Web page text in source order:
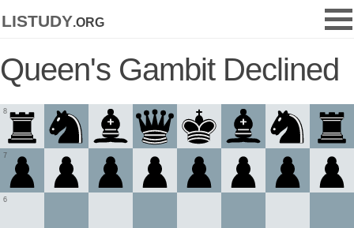
listudy.org
Queen's Gambit Declined
6
7
8